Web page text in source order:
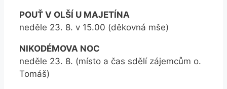
POUŤ V OLŠÍ U MAJETÍNA
neděle 23. 8. v 15.00 (děkovná mše)
NIKODÉMOVA NOC
neděle 23. 8. (místo a čas sdělí zájemcům o.
Tomáš)